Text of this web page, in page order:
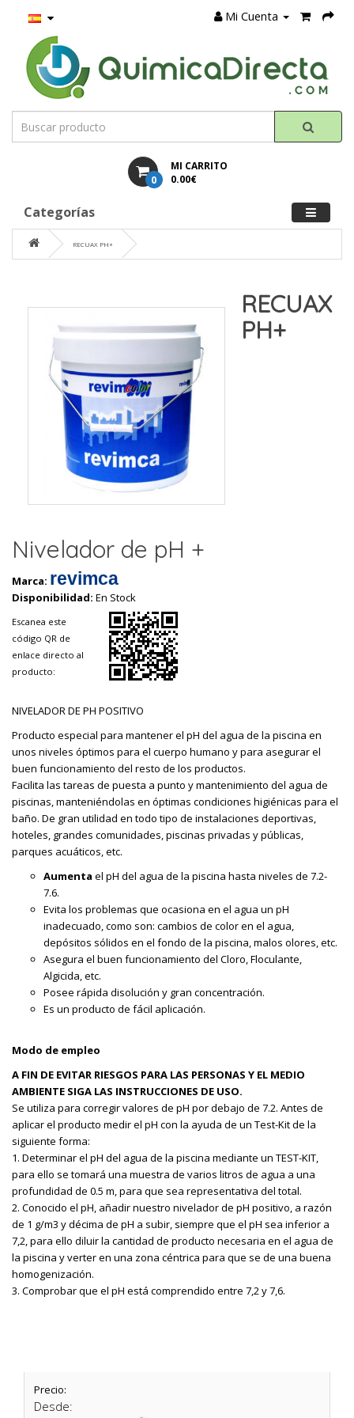
Mi Cuenta
MI CARRITO
0 0.00€
Categorías
RECUAX PH+
RECUAX
PH+
Nivelador de pH +
Marca: revimca
Disponibilidad: En Stock
Escanea este
código QR de
enlace directo al
producto:
NIVELADOR DE PH POSITIVO
Producto especial para mantener el pH del agua de la piscina en
unos niveles óptimos para el cuerpo humano y para asegurar el
buen funcionamiento del resto de los productos.
Facilita las tareas de puesta a punto y mantenimiento del agua de
piscinas, manteniéndolas en óptimas condiciones higiénicas para el
baño. De gran utilidad en todo tipo de instalaciones deportivas,
hoteles, grandes comunidades, piscinas privadas y públicas,
parques acuáticos, etc.
Aumenta el pH del agua de la piscina hasta niveles de 7.2-
7.6.
Evita los problemas que ocasiona en el agua un pH
inadecuado, como son: cambios de color en el agua,
depósitos sólidos en el fondo de la piscina, malos olores, etc.
Asegura el buen funcionamiento del Cloro, Floculante,
Algicida, etc.
Posee rápida disolución y gran concentración.
Es un producto de fácil aplicación.
Modo de empleo
A FIN DE EVITAR RIESGOS PARA LAS PERSONAS Y EL MEDIO
AMBIENTE SIGA LAS INSTRUCCIONES DE USO.
Se utiliza para corregir valores de pH por debajo de 7.2. Antes de
aplicar el producto medir el pH con la ayuda de un Test-Kit de la
siguiente forma:
1. Determinar el pH del agua de la piscina mediante un TEST-KIT,
para ello se tomará una muestra de varios litros de agua a una
profundidad de 0.5 m, para que sea representativa del total.
2. Conocido el pH, añadir nuestro nivelador de pH positivo, a razón
de 1 g/m3 y décima de pH a subir, siempre que el pH sea inferior a
7,2, para ello diluir la cantidad de producto necesaria en el agua de
la piscina y verter en una zona céntrica para que se de una buena
homogenización.
3. Comprobar que el pH está comprendido entre 7,2 y 7,6.
Precio:
Desde: